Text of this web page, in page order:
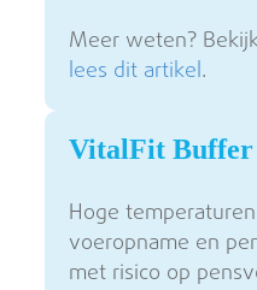
Meer weten?
lees dit artikel.
VitalFit
Hoge
voeropname en
met risico op